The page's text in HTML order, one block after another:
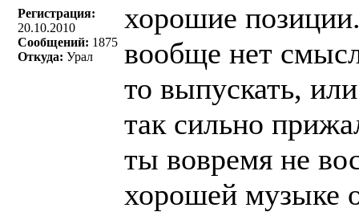
Регистрация:
20.10.2010
Сообщений: 1875
Откуда: Урал
хорошие
вообще нет
то выпускать,
так сильно
ты вовремя не
хорошей музыке